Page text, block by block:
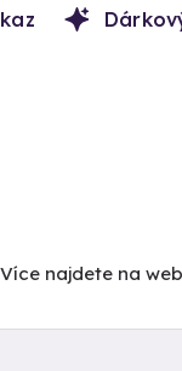
najdete na